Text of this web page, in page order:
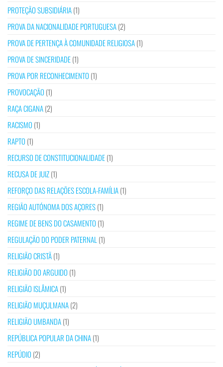
PROTEÇÃO SUBSIDIÁRIA(1)
PROVA DA NACIONALIDADE PORTUGUESA(2)
PROVA DE PERTENÇA À COMUNIDADE RELIGIOSA(1)
PROVA DE SINCERIDADE(1)
PROVA POR RECONHECIMENTO (1)
PROVOCAÇÃO (1)
RAÇA CIGANA(2)
RACISMO (1)
RAPTO (1)
RECURSO DE CONSTITUCIONALIDADE(1)
RECUSA DE JUIZ(1)
REFORÇO DAS RELAÇÕES ESCOLA-FAMÍLIA(1)
REGIÃO AUTÓNOMA DOS AÇORES(1)
REGIME DE BENS DO CASAMENTO (1)
REGULAÇÃO DO PODER PATERNAL (1)
RELIGIÃO CRISTÃ(1)
RELIGIÃO DO ARGUIDO (1)
RELIGIÃO ISLÂMICA(1)
RELIGIÃO MUÇULMANA(2)
RELIGIÃO UMBANDA(1)
REPÚBLICA POPULAR DA CHINA(1)
REPÚDIO (2)